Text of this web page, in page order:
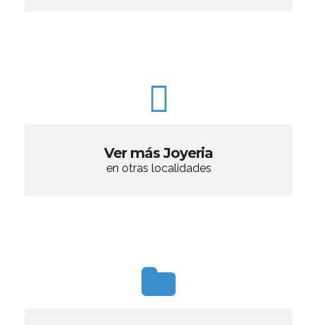
Ver más Joyeria
en otras localidades